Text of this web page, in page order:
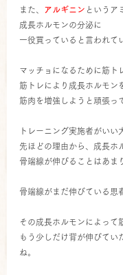
また、 アルギニン というア
成長ホルモンの分泌に
一役買っていると言われて
マッチョになるために筋ト
筋トレにより成長ホルモン
筋肉を増強しようと頑張っ
トレーニング実施者がいい
先ほどの理由から、成長ホ
骨端線が伸びることはあま
骨端線がまだ伸びている思
その成長ホルモンによって
もう少しだけ背が伸びてい
ね。